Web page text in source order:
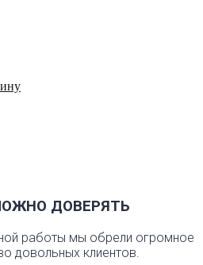
ДОВЕРЯТЬ
работы мы обрели огромное
довольных клиентов.